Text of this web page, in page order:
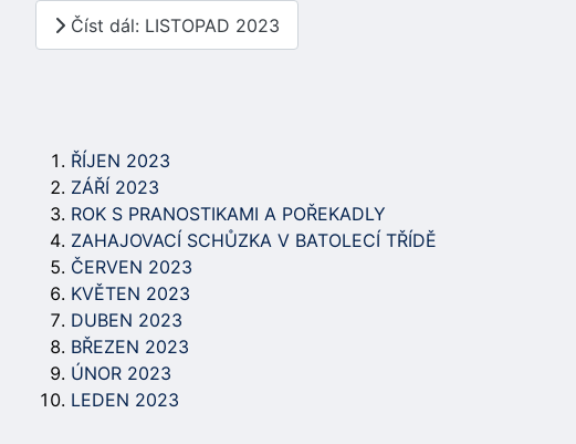
Číst dál: LISTOPAD 2023
ŘÍJEN 2023
ZÁŘÍ 2023
ROK S PRANOSTIKAMI A POŘEKADLY
ZAHAJOVACÍ SCHŮZKA V BATOLECÍ TŘÍDĚ
ČERVEN 2023
KVĚTEN 2023
DUBEN 2023
BŘEZEN 2023
ÚNOR 2023
LEDEN 2023